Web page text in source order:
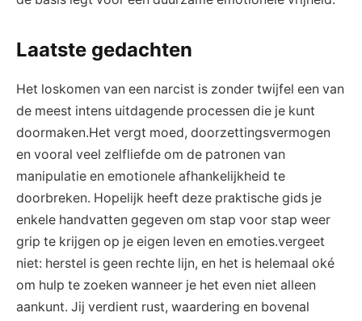
Laatste gedachten
Het loskomen van een narcist is zonder twijfel een van
de meest intens uitdagende processen die je kunt
doormaken.Het vergt moed, doorzettingsvermogen
en vooral veel zelfliefde om de patronen van
manipulatie en emotionele afhankelijkheid te
doorbreken. Hopelijk heeft deze praktische gids je
enkele handvatten gegeven om stap voor stap weer
grip te krijgen op je eigen leven en emoties.vergeet
niet: herstel is geen rechte lijn, en het is helemaal oké
om hulp te zoeken wanneer je het even niet alleen
aankunt. Jij verdient rust, waardering en bovenal